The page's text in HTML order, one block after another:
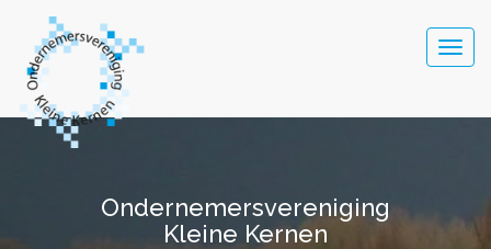
Ondernemersvereniging
Kleine Kernen
Ondernemersvereniging
Kleine Kernen